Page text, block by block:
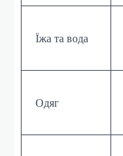
Їжа та вода
Одяг